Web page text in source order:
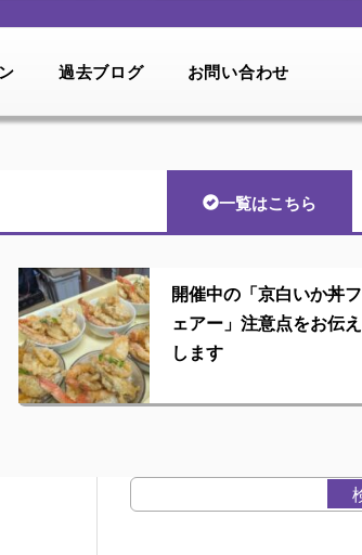
過去ブログ お問い合わせ
一覧はこちら
開催中の「京白いか丼フ
ェアー」注意点をお伝え
します